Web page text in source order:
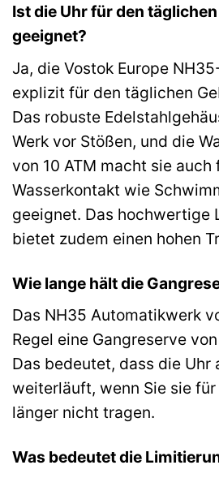
Ist die Uhr für den
geeignet?
Ja, die Vostok Europe
explizit für den täglichen
Das robuste
Werk vor Stößen, und die
von 10 ATM macht sie
Wasserkontakt wie
geeignet. Das hochwertige
bietet zudem einen hohen
Wie lange hält die
Das NH35 Automatikwerk
Regel eine Gangreserve
Das bedeutet, dass die Uhr
weiterläuft, wenn Sie sie
länger nicht tragen.
Was bedeutet die